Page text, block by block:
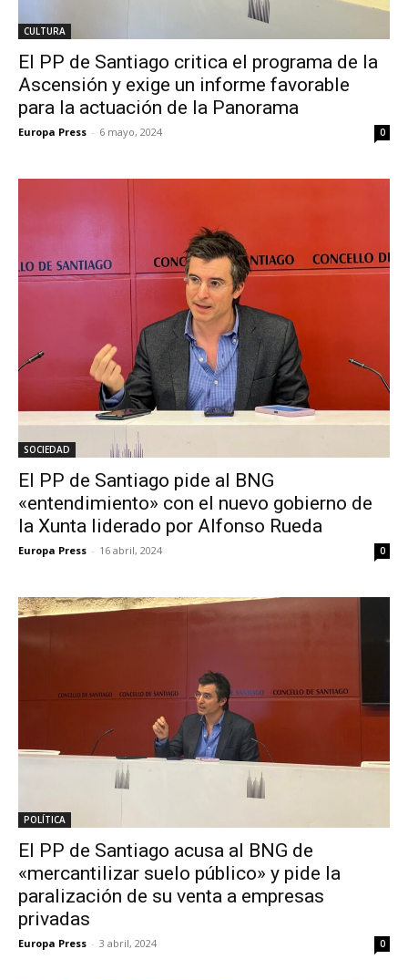
CULTURA
El PP de Santiago critica el programa de la
Ascensión y exige un informe favorable
para la actuación de la Panorama
Europa Press - 6 mayo, 2024 0
SOCIEDAD
El PP de Santiago pide al BNG
«entendimiento» con el nuevo gobierno de
la Xunta liderado por Alfonso Rueda
Europa Press - 16 abril, 2024 0
POLÍTICA
El PP de Santiago acusa al BNG de
«mercantilizar suelo público» y pide la
paralización de su venta a empresas
privadas
Europa Press - 3 abril, 2024 0